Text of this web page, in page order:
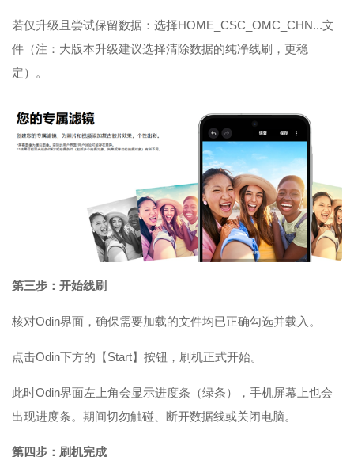
若仅升级且尝试保留数据：选择HOME_CSC_OMC_CHN...文
件（注：大版本升级建议选择清除数据的纯净线刷，更稳
定）。
第三步：开始线刷
核对Odin界面，确保需要加载的文件均已正确勾选并载入。
点击Odin下方的【Start】按钮，刷机正式开始。
此时Odin界面左上角会显示进度条（绿条），手机屏幕上也会
出现进度条。期间切勿触碰、断开数据线或关闭电脑。
第四步：刷机完成